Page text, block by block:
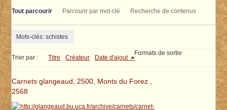
Tout parcourir Parcourir par mot-clé Recherche de contenus
Mots-clés: schistes
Trier par : Titre Créateur Date d'ajout
Carnets glangeaud, 2500, Monts du Forez ,
2568
Formats de sortie